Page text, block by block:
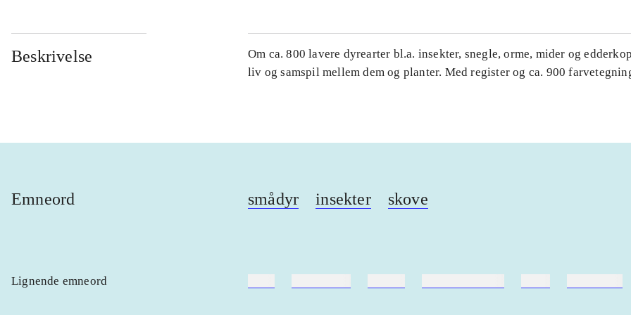
Beskrivelse
Om ca. 800 lavere dyrearter bl.a. insekter, snegle, orme, mider og
liv og samspil mellem dem og planter. Med register og ca. 900
Emneord smådyr insekter skove
Lignende emneord